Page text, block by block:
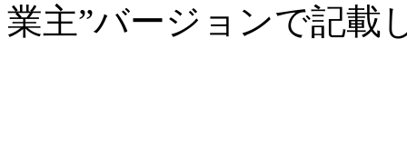
業主”バージョンで記載